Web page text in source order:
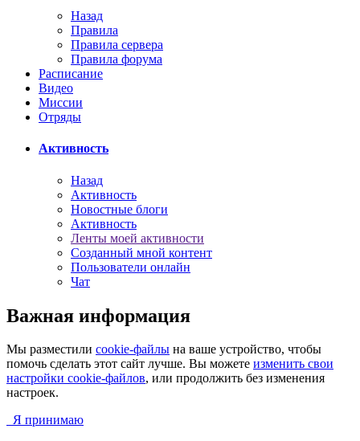
Назад
Правила
Правила сервера
Правила форума
Расписание
Видео
Миссии
Отряды
Активность
Назад
Активность
Новостные блоги
Активность
Ленты моей активности
Созданный мной контент
Пользователи онлайн
Чат
Важная информация
Мы разместили cookie-файлы на ваше устройство, чтобы
помочь сделать этот сайт лучше. Вы можете изменить свои
настройки cookie-файлов, или продолжить без изменения
настроек.
Я принимаю